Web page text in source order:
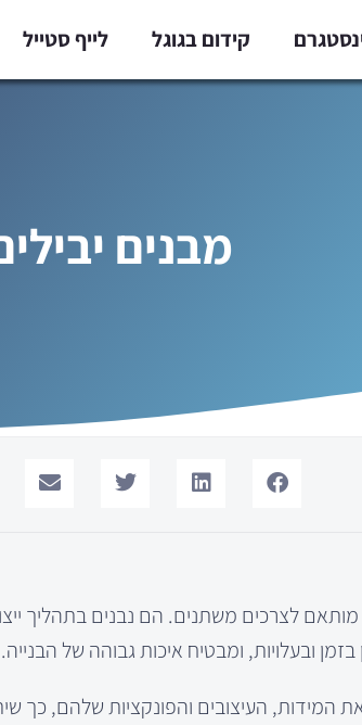
קידום בגוגל לייף סטייל
מבנים
מותאם לצרכים משתנים. הם נבנים בתהליך
ובעלויות, ומבטיח איכות גבוהה של הבנייה.
המידות, העיצובים והפונקציות שלהם, כך